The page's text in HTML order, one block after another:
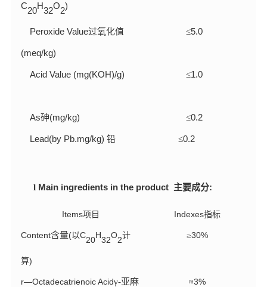
C20H32O2)
Peroxide Value过氧化值
(meq/kg)
≤5.0
Acid Value (mg(KOH)/g) ≤1.0
As砷(mg/kg) ≤0.2
Lead(by Pb.mg/kg) 铅 ≤0.2
l Main ingredients in the product 主要成分:
Items项目 Indexes指标
Content含量(以C20H32O2计
算)
≥30%
r—Octadecatrienoic Acidγ-亚麻 ≈3%